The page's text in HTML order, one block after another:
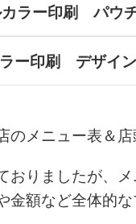
カラー印刷 パ
ー印刷 デザイ
メニュー表＆
りましたが、
金額など全体的